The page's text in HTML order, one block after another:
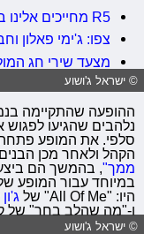
R5 מחייכים אלינו בקליפ אופטימי במיוחד!
צפו: ג'ימי פאלון
מצעד שירי חג
© ישראל ג'ושוע
ההופעה שהתקיימה
נלהבים שהגיעו
סלפי. את המופע פתחה
הקהל ולאחר מכן
ממך" , בהמשך הם
במיוחד עבור המופע
היו: "All Of Me" של
ו-"מה שהלב בחר" של
© ישראל ג'ושוע